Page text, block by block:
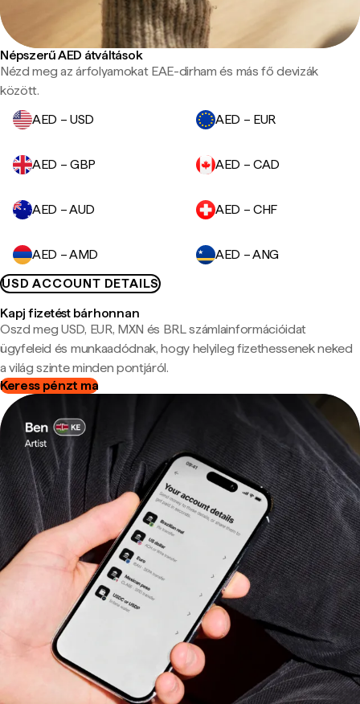
Népszerű AED átváltások
Nézd meg az árfolyamokat EAE-dirham és más fő devizák
között.
AED – USD
AED – EUR
AED – GBP AED – CAD
AED – AUD AED – CHF
AED – AMD
AED – ANG
USD ACCOUNT DETAILS
Kapj fizetést bárhonnan
Oszd meg USD, EUR, MXN és BRL számlainformációidat
ügyfeleid és munkaadódnak, hogy helyileg fizethessenek neked
a világ szinte minden pontjáról.
Keress pénzt ma